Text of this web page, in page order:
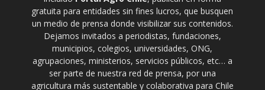
gratuita para entidades sin fines lucros, que busquen
un medio de prensa donde visibilizar sus contenidos.
Dejamos invitados a periodistas, fundaciones,
municipios, colegios, universidades, ONG,
agrupaciones, ministerios, servicios públicos, etc… a
ser parte de nuestra red de prensa, por una
agricultura más sustentable y colaborativa para Chile